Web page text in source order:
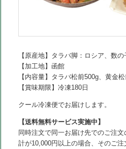
【原産地】タラバ脚：ロシア、数
【加工地】函館
【内容量】タラバ松前500g、黄金
【賞味期限】冷凍180日
クール冷凍便でお届けします。
【送料無料サービス実施中】
同時注文で同一お届け先でのご注
計が10,000円以上の場合、そのご